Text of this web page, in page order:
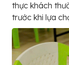
thực khách
trước khi lựa